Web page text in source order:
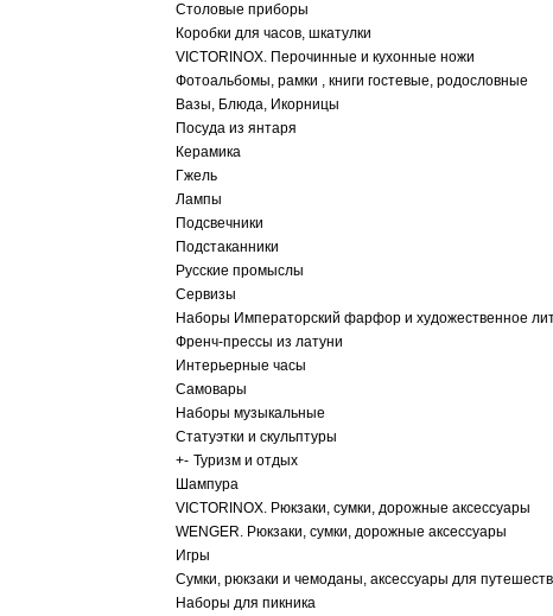
Столовые приборы
Коробки для часов, шкатулки
VICTORINOX. Перочинные и кухонные ножи
Фотоальбомы, рамки , книги гостевые, родословные
Вазы, Блюда, Икорницы
Посуда из янтаря
Керамика
Гжель
Лампы
Подсвечники
Подстаканники
Русские промыслы
Сервизы
Наборы Императорский фарфор и художественное
Френч-прессы из латуни
Интерьерные часы
Самовары
Наборы музыкальные
Статуэтки и скульптуры
+- Туризм и отдых
Шампура
VICTORINOX. Рюкзаки, сумки, дорожные аксессуары
WENGER. Рюкзаки, сумки, дорожные аксессуары
Игры
Сумки, рюкзаки и чемоданы, аксессуары для
Наборы для пикника